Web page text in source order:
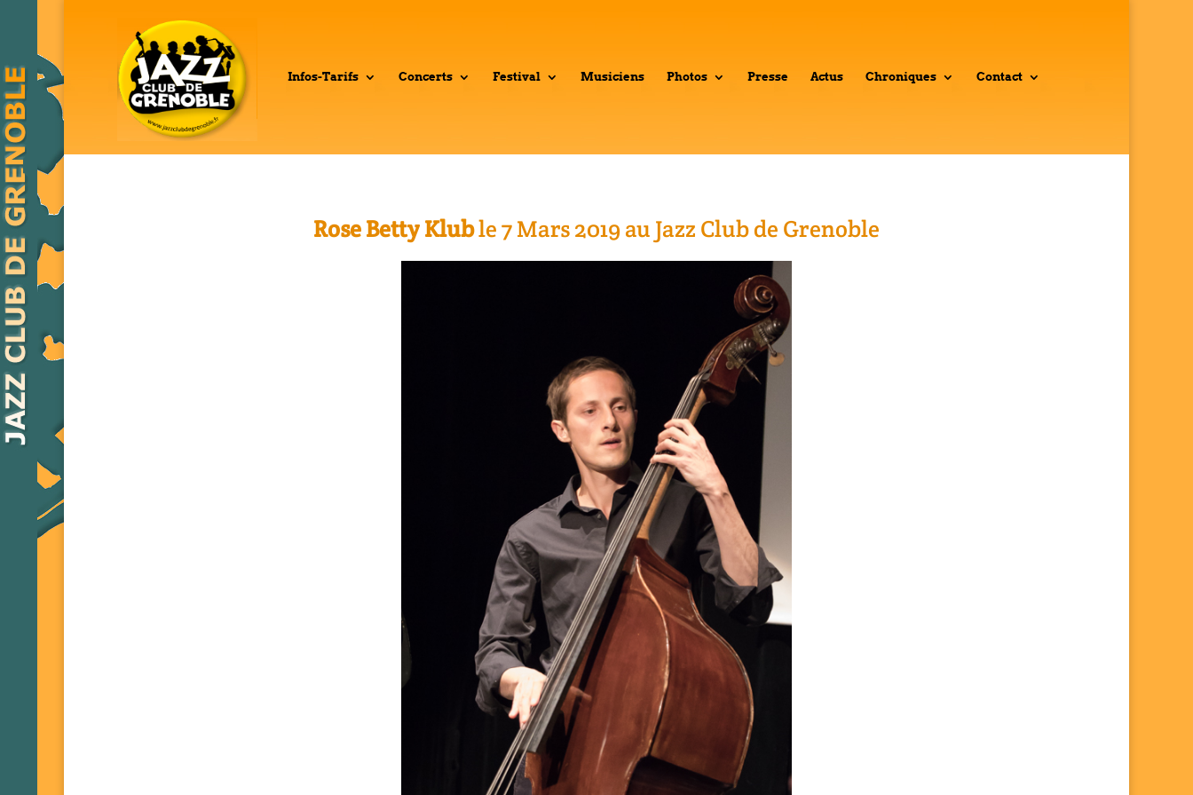
Infos-Tarifs Concerts Festival Musiciens Photos Presse Actus Chroniques Contact
Rose Betty Kluble 7 Mars 2019 au Jazz Club de Grenoble